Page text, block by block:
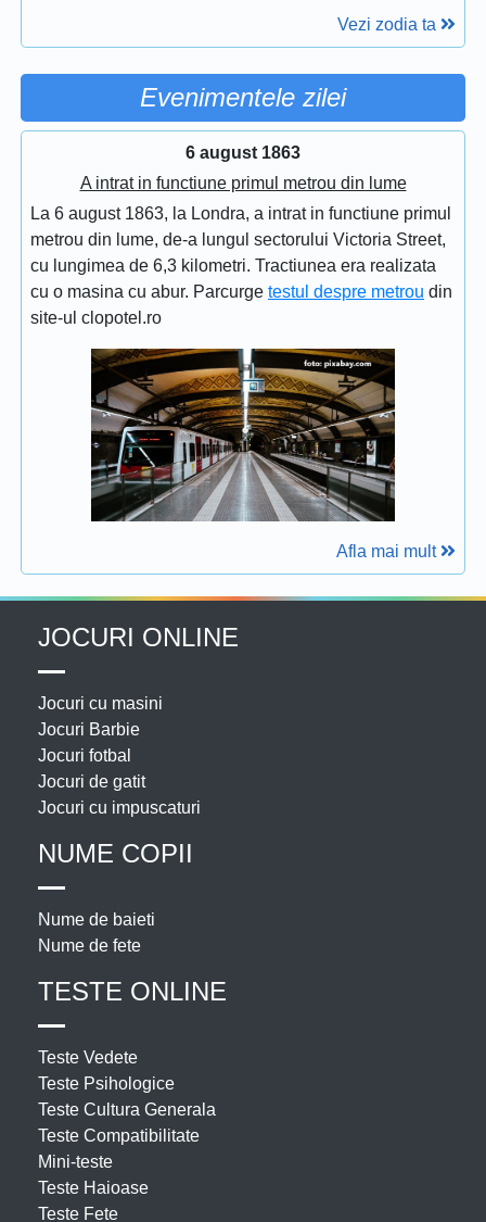
Vezi zodia ta
Evenimentele zilei
6 august 1863
A intrat in functiune primul metrou din lume
La 6 august 1863, la Londra, a intrat in functiune primul
metrou din lume, de-a lungul sectorului Victoria Street,
cu lungimea de 6,3 kilometri. Tractiunea era realizata
cu o masina cu abur. Parcurge testul despre metrou din
site-ul clopotel.ro
Afla mai mult
JOCURI ONLINE
Jocuri cu masini
Jocuri Barbie
Jocuri fotbal
Jocuri de gatit
Jocuri cu impuscaturi
NUME COPII
Nume de baieti
Nume de fete
TESTE ONLINE
Teste Vedete
Teste Psihologice
Teste Cultura Generala
Teste Compatibilitate
Mini-teste
Teste Haioase
Teste Fete